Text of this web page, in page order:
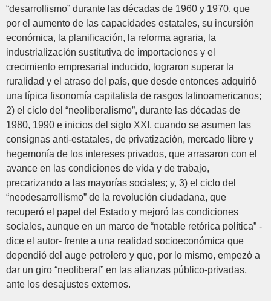
“desarrollismo” durante las décadas de 1960 y 1970, que
por el aumento de las capacidades estatales, su incursión
económica, la planificación, la reforma agraria, la
industrialización sustitutiva de importaciones y el
crecimiento empresarial inducido, lograron superar la
ruralidad y el atraso del país, que desde entonces adquirió
una típica fisonomía capitalista de rasgos latinoamericanos;
2) el ciclo del “neoliberalismo”, durante las décadas de
1980, 1990 e inicios del siglo XXI, cuando se asumen las
consignas anti-estatales, de privatización, mercado libre y
hegemonía de los intereses privados, que arrasaron con el
avance en las condiciones de vida y de trabajo,
precarizando a las mayorías sociales; y, 3) el ciclo del
“neodesarrollismo” de la revolución ciudadana, que
recuperó el papel del Estado y mejoró las condiciones
sociales, aunque en un marco de “notable retórica política” -
dice el autor- frente a una realidad socioeconómica que
dependió del auge petrolero y que, por lo mismo, empezó a
dar un giro “neoliberal” en las alianzas público-privadas,
ante los desajustes externos.